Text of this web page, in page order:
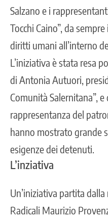
Salzano e i
Tocchi Caino”, da
diritti umani all’interno
L’iniziativa è stata resa
di Antonia Autuori,
Comunità Salernitana”,
rappresentanza del
hanno mostrato grande
esigenze dei detenuti.
L’inziativa
Un’iniziativa partita dalla
Radicali Maurizio